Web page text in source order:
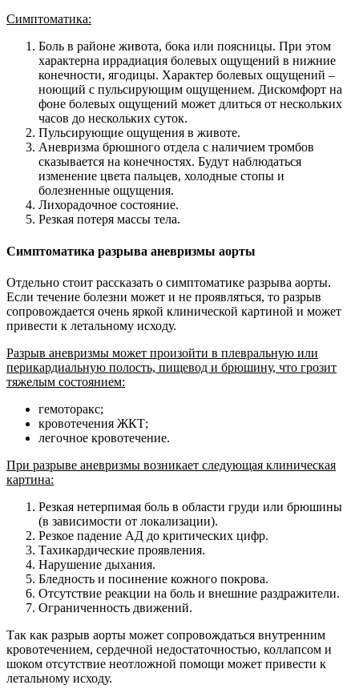
Симптоматика:
Боль в районе живота, бока или поясницы. При этом
характерна иррадиация болевых ощущений в нижние
конечности, ягодицы. Характер болевых ощущений –
ноющий с пульсирующим ощущением. Дискомфорт на
фоне болевых ощущений может длиться от нескольких
часов до нескольких суток.
Пульсирующие ощущения в животе.
Аневризма брюшного отдела с наличием тромбов
сказывается на конечностях. Будут наблюдаться
изменение цвета пальцев, холодные стопы и
болезненные ощущения.
Лихорадочное состояние.
Резкая потеря массы тела.
Симптоматика разрыва аневризмы аорты
Отдельно стоит рассказать о симптоматике разрыва аорты.
Если течение болезни может и не проявляться, то разрыв
сопровождается очень яркой клинической картиной и может
привести к летальному исходу.
Разрыв аневризмы может произойти в плевральную или
перикардиальную полость, пищевод и брюшину, что грозит
тяжелым состоянием:
гемоторакс;
кровотечения ЖКТ;
легочное кровотечение.
При разрыве аневризмы возникает следующая клиническая
картина:
Резкая нетерпимая боль в области груди или брюшины
(в зависимости от локализации).
Резкое падение АД до критических цифр.
Тахикардические проявления.
Нарушение дыхания.
Бледность и посинение кожного покрова.
Отсутствие реакции на боль и внешние раздражители.
Ограниченность движений.
Так как разрыв аорты может сопровождаться внутренним
кровотечением, сердечной недостаточностью, коллапсом и
шоком отсутствие неотложной помощи может привести к
летальному исходу.